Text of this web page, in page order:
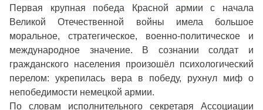
Первая крупная победа Красной армии с начала
Великой Отечественной войны имела большое
моральное, стратегическое, военно-политическое и
международное значение. В сознании солдат и
гражданского населения произошёл психологический
перелом: укрепилась вера в победу, рухнул миф о
непобедимости немецкой армии.
По словам исполнительного секретаря Ассоциации